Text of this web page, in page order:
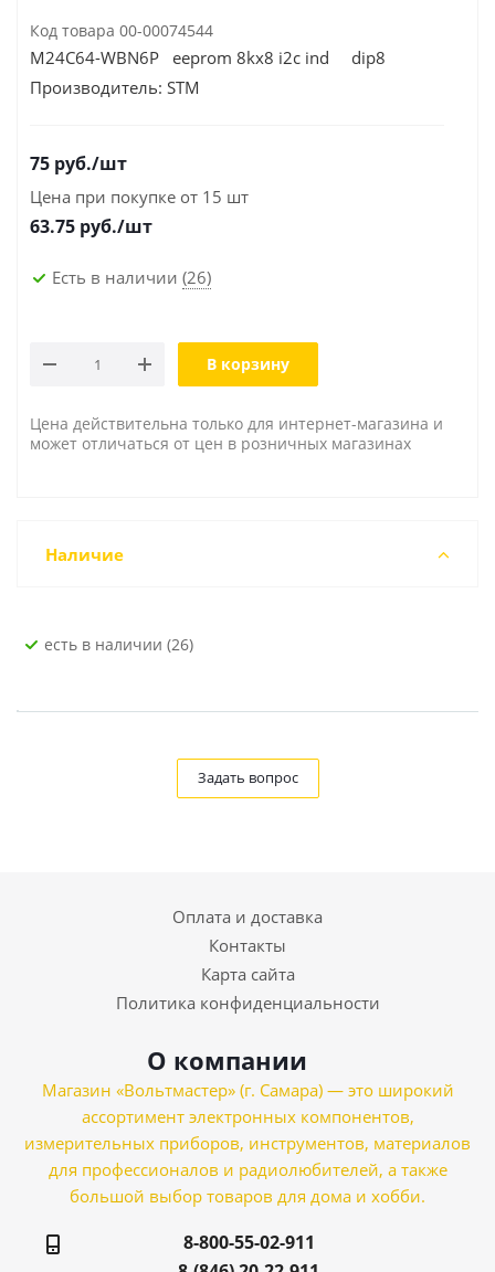
Код товара 00-00074544
M24C64-WBN6P eeprom 8kх8 i2c ind dip8
Производитель: STM
75 руб./шт
Цена при покупке от 15 шт
63.75 руб./шт
Есть в наличии (26)
В корзину
Цена действительна только для интернет-магазина и
может отличаться от цен в розничных магазинах
Наличие
Есть в наличии (26)
Задать вопрос
Оплата и доставка
Контакты
Карта сайта
Политика конфиденциальности
О компании
Магазин «Вольтмастер» (г. Самара) — это широкий
ассортимент электронных компонентов,
измерительных приборов, инструментов, материалов
для профессионалов и радиолюбителей, а также
большой выбор товаров для дома и хобби.
8-800-55-02-911